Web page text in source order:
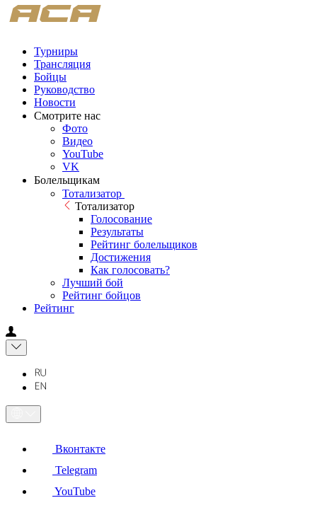
Турниры
Трансляция
Бойцы
Руководство
Новости
Смотрите нас
Фото
Видео
YouTube
VK
Болельщикам
Тотализатор
Тотализатор
Голосование
Результаты
Рейтинг болельщиков
Достижения
Как голосовать?
Лучший бой
Рейтинг бойцов
Рейтинг
Вконтакте
Telegram
YouTube